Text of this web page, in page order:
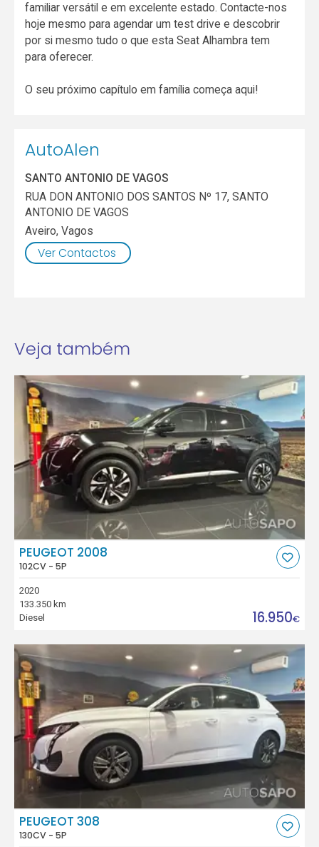
familiar versátil e em excelente estado. Contacte-nos
hoje mesmo para agendar um test drive e descobrir
por si mesmo tudo o que esta Seat Alhambra tem
para oferecer.
O seu próximo capítulo em família começa aqui!
AutoAlen
SANTO ANTONIO DE VAGOS
RUA DON ANTONIO DOS SANTOS Nº 17, SANTO
ANTONIO DE VAGOS
Aveiro,Vagos
Ver Contactos
Veja também
PEUGEOT 2008
102CV - 5P
2020
133.350 km
Diesel
16.950€
PEUGEOT 308
130CV - 5P